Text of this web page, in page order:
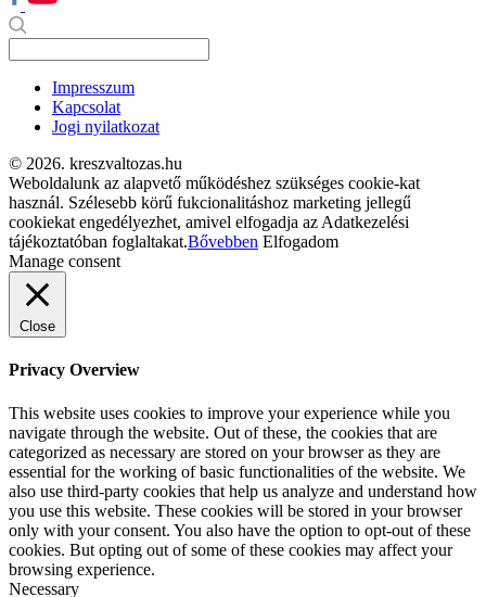
Impresszum
Kapcsolat
Jogi nyilatkozat
© 2026. kreszvaltozas.hu
Weboldalunk az alapvető működéshez szükséges cookie-kat
használ. Szélesebb körű fukcionalitáshoz marketing jellegű
cookiekat engedélyezhet, amivel elfogadja az Adatkezelési
tájékoztatóban foglaltakat.Bővebben Elfogadom
Manage consent
Close
Privacy Overview
This website uses cookies to improve your experience while you
navigate through the website. Out of these, the cookies that are
categorized as necessary are stored on your browser as they are
essential for the working of basic functionalities of the website. We
also use third-party cookies that help us analyze and understand how
you use this website. These cookies will be stored in your browser
only with your consent. You also have the option to opt-out of these
cookies. But opting out of some of these cookies may affect your
browsing experience.
Necessary